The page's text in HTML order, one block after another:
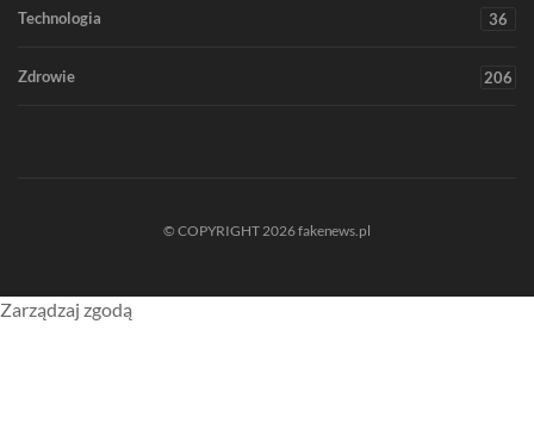
Technologia 36
Zdrowie 206
© COPYRIGHT 2026 fakenews.pl
Zarządzaj zgodą